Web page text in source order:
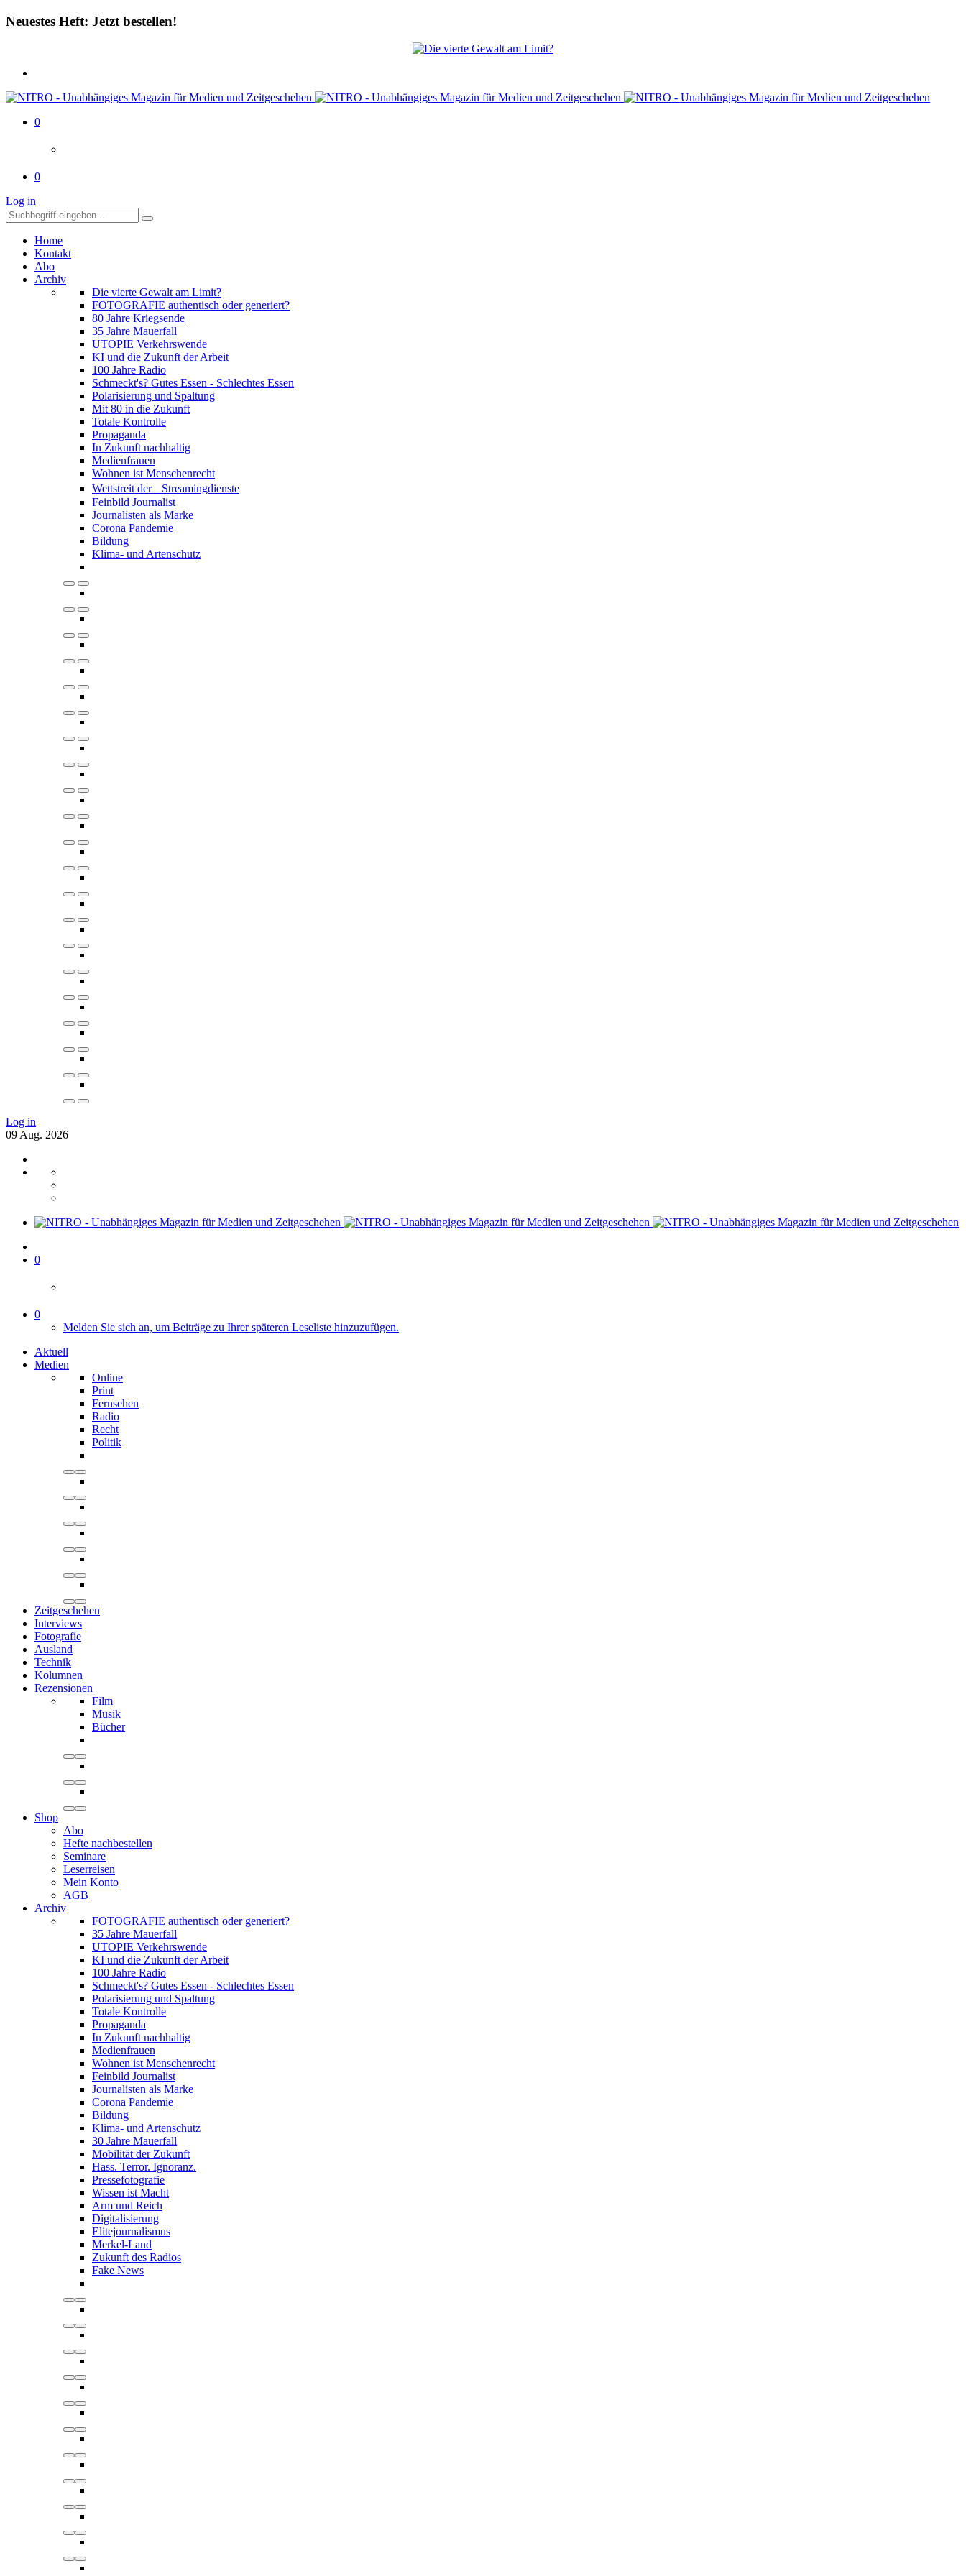
Neuestes Heft: Jetzt bestellen!
0
0
Log in
Home
Kontakt
Abo
Archiv
Die vierte Gewalt am Limit?
FOTOGRAFIE authentisch oder generiert?
80 Jahre Kriegsende
35 Jahre Mauerfall
UTOPIE Verkehrswende
KI und die Zukunft der Arbeit
100 Jahre Radio
Schmeckt's? Gutes Essen - Schlechtes Essen
Polarisierung und Spaltung
Mit 80 in die Zukunft
Totale Kontrolle
Propaganda
In Zukunft nachhaltig
Medienfrauen
Wohnen ist Menschenrecht
Wettstreit der Streamingdienste
Feinbild Journalist
Journalisten als Marke
Corona Pandemie
Bildung
Klima- und Artenschutz
Log in
09 Aug. 2026
0
0
Melden Sie sich an, um Beiträge zu Ihrer späteren Leseliste hinzuzufügen.
Aktuell
Medien
Online
Print
Fernsehen
Radio
Recht
Politik
Zeitgeschehen
Interviews
Fotografie
Ausland
Technik
Kolumnen
Rezensionen
Film
Musik
Bücher
Shop
Abo
Hefte nachbestellen
Seminare
Leserreisen
Mein Konto
AGB
Archiv
FOTOGRAFIE authentisch oder generiert?
35 Jahre Mauerfall
UTOPIE Verkehrswende
KI und die Zukunft der Arbeit
100 Jahre Radio
Schmeckt's? Gutes Essen - Schlechtes Essen
Polarisierung und Spaltung
Totale Kontrolle
Propaganda
In Zukunft nachhaltig
Medienfrauen
Wohnen ist Menschenrecht
Feinbild Journalist
Journalisten als Marke
Corona Pandemie
Bildung
Klima- und Artenschutz
30 Jahre Mauerfall
Mobilität der Zukunft
Hass. Terror. Ignoranz.
Pressefotografie
Wissen ist Macht
Arm und Reich
Digitalisierung
Elitejournalismus
Merkel-Land
Zukunft des Radios
Fake News